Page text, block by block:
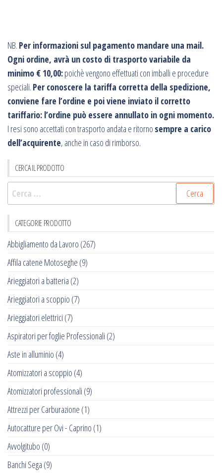
NB. Per informazioni sul pagamento mandare una mail.
Ogni ordine, avrà un costo di trasporto variabile da
minimo € 10,00:poichè vengono effettuati con imballi e procedure
speciali. Per conoscere la tariffa corretta della spedizione,
conviene fare l’ordine e poi viene inviato il corretto
tariffario: l’ordine può essere annullato in ogni momento.
I resi sono accettati con trasporto andata e ritorno sempre a carico
dell’acquirente, anche in caso di rimborso.
CERCA IL PRODOTTO
Ricerca
per:
CATEGORIE PRODOTTO
Abbigliamento da Lavoro (267)
Affila catene Motoseghe (9)
Arieggiatori a batteria (2)
Arieggiatori a scoppio (7)
Arieggiatori elettrici (7)
Aspiratori per foglie Professionali (2)
Aste in alluminio (4)
Atomizzatori a scoppio (4)
Atomizzatori professionali (9)
Attrezzi per Carburazione (1)
Autocatture per Ovi - Caprino (1)
Avvolgitubo (0)
Banchi Sega (9)